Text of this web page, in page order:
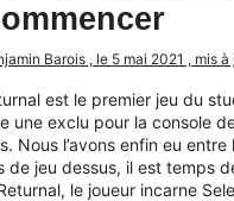
Barois , le 5 mai 2021 , mis
est le premier jeu du
une exclu pour la console
Nous l’avons enfin eu
de jeu dessus, il est temps
le joueur incarne